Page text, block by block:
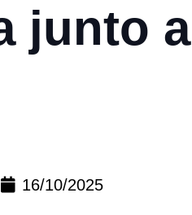
junto
16/10/2025